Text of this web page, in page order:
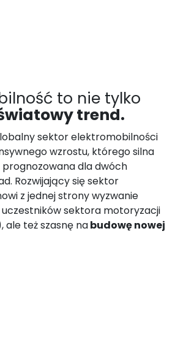
to nie tylko
trend.
sektor elektromobilności
wzrostu, którego silna
dla dwóch
Rozwijający się sektor
z jednej strony wyzwanie
sektora motoryzacji
ale też szasnę nabudowę nowej